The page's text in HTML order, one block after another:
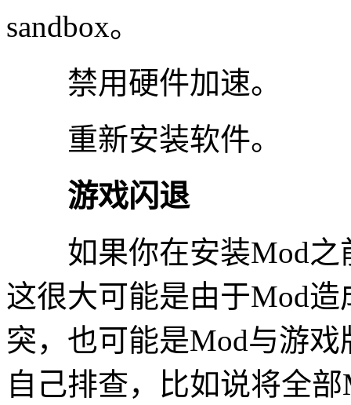
sandbox。
禁用硬件加速。
重新安装软件。
游戏闪退
如果你在安装Mod之
这很大可能是由于Mod
突，也可能是Mod与游
自己排查，比如说将全